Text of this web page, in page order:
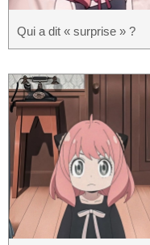
Qui a dit « surprise » ?